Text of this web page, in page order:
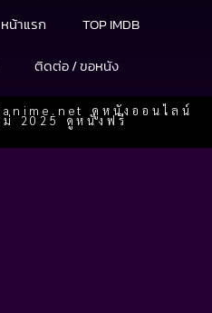
หน้าแรก
TOP IMDB
ติดต่อ / ขอหนัง
ดูหนังออนไลน์
2025 ดูหนังฟรี